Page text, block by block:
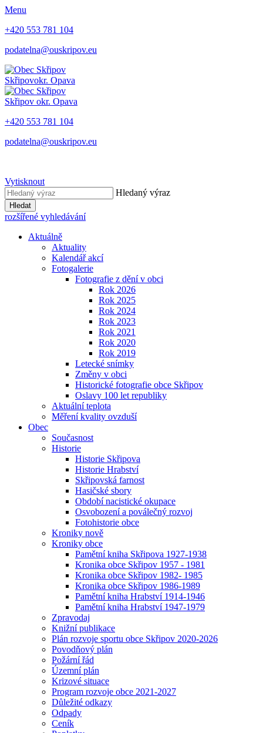
Menu
+420 553 781 104
podatelna@ouskripov.eu
Skřipovokr. Opava
Skřipov okr. Opava
+420 553 781 104
podatelna@ouskripov.eu
Vytisknout
Hledaný výraz
Hledat
rozšířené vyhledávání
Aktuálně
Aktuality
Kalendář akcí
Fotogalerie
Fotografie z dění v obci
Rok 2026
Rok 2025
Rok 2024
Rok 2023
Rok 2021
Rok 2020
Rok 2019
Letecké snímky
Změny v obci
Historické fotografie obce Skřipov
Oslavy 100 let republiky
Aktuální teplota
Měření kvality ovzduší
Obec
Současnost
Historie
Historie Skřipova
Historie Hrabství
Skřipovská farnost
Hasičské sbory
Období nacistické okupace
Osvobození a poválečný rozvoj
Fotohistorie obce
Kroniky nově
Kroniky obce
Pamětní kniha Skřipova 1927-1938
Kronika obce Skřipov 1957 - 1981
Kronika obce Skřipov 1982- 1985
Kronika obce Skřipov 1986-1989
Pamětní kniha Hrabství 1914-1946
Pamětní kniha Hrabství 1947-1979
Zpravodaj
Knižní publikace
Plán rozvoje sportu obce Skřipov 2020-2026
Povodňový plán
Požární řád
Územní plán
Krizové situace
Program rozvoje obce 2021-2027
Důležité odkazy
Odpady
Ceník